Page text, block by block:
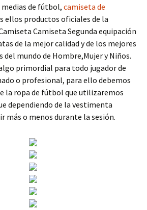
de fútbol, camiseta de
ellos productos oficiales de la
Camiseta Segunda equipación
de la mejor calidad y de los mejores
del mundo de Hombre,Mujer y Niños.
primordial para todo jugador de
o profesional, para ello debemos
la ropa de fútbol que utilizaremos
dependiendo de la vestimenta
más o menos durante la sesión.